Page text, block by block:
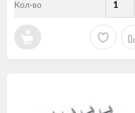
Кол-во